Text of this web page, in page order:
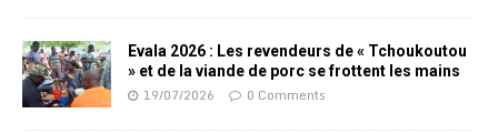
Evala 2026 : Les revendeurs de « Tchoukoutou
» et de la viande de porc se frottent les mains
19/07/2026 0 Comments